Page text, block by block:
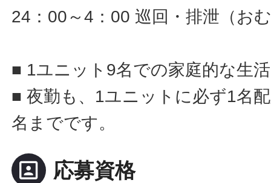
24：00～4：00 巡回・排泄（お
■ 1ユニット9名での家庭的な生
■ 夜勤も、1ユニットに必ず1名
名までです。
portrait 応募資格